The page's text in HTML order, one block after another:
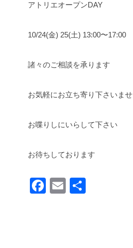
アトリエオープンDAY
10/24(金) 25(土) 13:00〜17:00
諸々のご相談を承ります
お気軽にお立ち寄り下さいませ
お喋りしにいらして下さい
お待ちしております
F
E